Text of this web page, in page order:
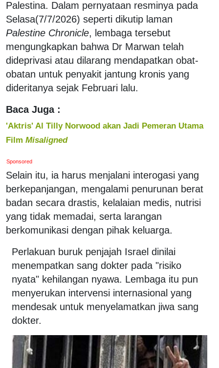
Palestina. Dalam pernyataan resminya pada
Selasa(7/7/2026) seperti dikutip laman
Palestine Chronicle, lembaga tersebut
mengungkapkan bahwa Dr Marwan telah
dideprivasi atau dilarang mendapatkan obat-
obatan untuk penyakit jantung kronis yang
dideritanya sejak Februari lalu.
Baca Juga :
'Aktris' Al Tilly Norwood akan Jadi Pemeran Utama
Film Misaligned
Sponsored
Selain itu, ia harus menjalani interogasi yang
berkepanjangan, mengalami penurunan berat
badan secara drastis, kelalaian medis, nutrisi
yang tidak memadai, serta larangan
berkomunikasi dengan pihak keluarga.
Perlakuan buruk penjajah Israel dinilai
menempatkan sang dokter pada "risiko
nyata" kehilangan nyawa. Lembaga itu pun
menyerukan intervensi internasional yang
mendesak untuk menyelamatkan jiwa sang
dokter.